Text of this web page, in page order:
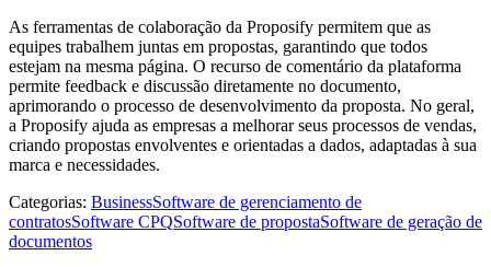
As ferramentas de colaboração da Proposify permitem que as
equipes trabalhem juntas em propostas, garantindo que todos
estejam na mesma página. O recurso de comentário da plataforma
permite feedback e discussão diretamente no documento,
aprimorando o processo de desenvolvimento da proposta. No geral,
a Proposify ajuda as empresas a melhorar seus processos de vendas,
criando propostas envolventes e orientadas a dados, adaptadas à sua
marca e necessidades.
Categorias: BusinessSoftware de gerenciamento de
contratosSoftware CPQSoftware de propostaSoftware de geração de
documentos